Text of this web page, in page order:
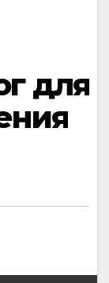
для